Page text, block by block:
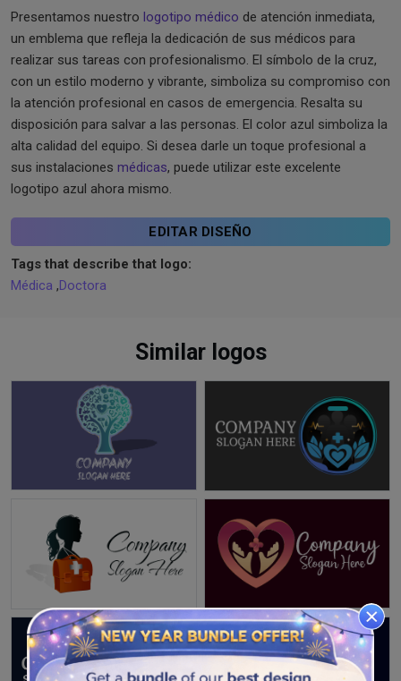
Presentamos nuestro logotipo médico de atención inmediata,
un emblema que refleja la dedicación de sus médicos para
realizar sus tareas con profesionalismo. El símbolo de la cruz,
con un estilo moderno y vibrante, simboliza su compromiso con
la atención profesional en casos de emergencia. Resalta su
disposición para salvar a las personas. El color azul simboliza la
alta calidad del equipo. Si desea darle un toque profesional a
sus instalaciones médicas, puede utilizar este excelente
logotipo azul ahora mismo.
EDITAR DISEÑO
Tags that describe that logo:
Médica ,Doctora
Similar logos